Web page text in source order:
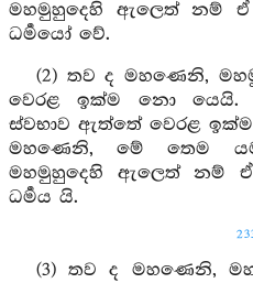
මහමුහුදෙහි ඇලෙත් නම් ඒ
ධර්‍මයෝ වේ.
(2) තව ද මහණෙනි,
වෙරළ ඉක්ම නො යෙයි.
ස්වභාව ඇත්තේ වෙරළ
මහණෙනි, මේ තෙම
මහමුහුදෙහි ඇලෙත් නම් ඒ
ධර්‍මය යි.
(3) තව ද මහණෙනි,